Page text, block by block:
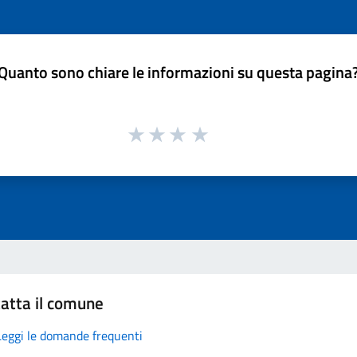
sono chiare le informazioni su questa
il comune
le domande frequenti